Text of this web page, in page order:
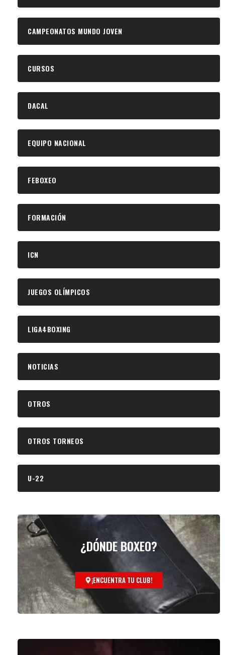
CAMPEONATOS MUNDO JOVEN
CURSOS
DACAL
EQUIPO NACIONAL
FEBOXEO
FORMACIÓN
ICN
JUEGOS OLÍMPICOS
LIGA4BOXING
NOTICIAS
OTROS
OTROS TORNEOS
U-22
¿DÓNDE BOXEO?
¡ENCUENTRA TU CLUB!